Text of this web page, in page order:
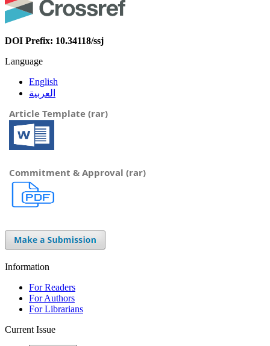
DOI Prefix: 10.34118/ssj
Language
English
العربية
Article Template (rar)
Commitment & Approval (rar)
Information
For Readers
For Authors
For Librarians
Current Issue